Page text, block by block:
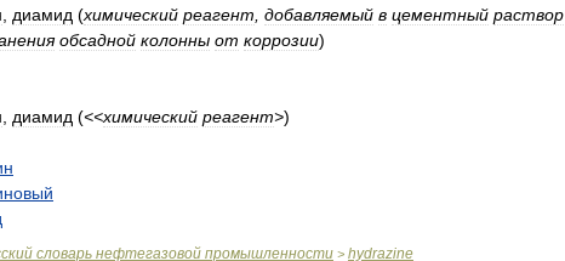
диамид (химический реагент добавляемый в цементный раствор
обсадной колонны от коррозии)
диамид (<<химический реагент>)
словарь нефтегазовой промышленности > hydrazine